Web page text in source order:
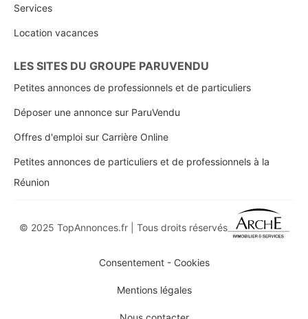
Services
Location vacances
LES SITES DU GROUPE PARUVENDU
Petites annonces de professionnels et de particuliers
Déposer une annonce sur ParuVendu
Offres d'emploi sur Carrière Online
Petites annonces de particuliers et de professionnels à la
Réunion
© 2025 TopAnnonces.fr | Tous droits réservés
Consentement - Cookies
Mentions légales